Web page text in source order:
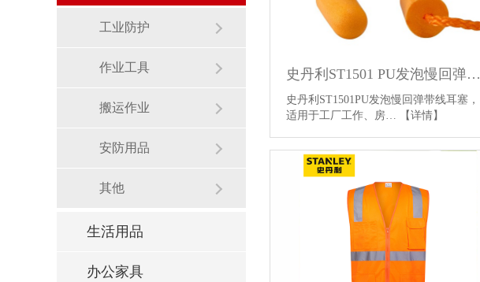
工业防护
作业工具
搬运作业
安防用品
其他
生活用品
办公家具
史丹利ST1501 PU发泡慢回弹带线耳塞 橙色 SXEP1501CN-OR
史丹利ST1501PU发泡慢回弹带线耳塞，
适用于工厂工作、房…
【详情】